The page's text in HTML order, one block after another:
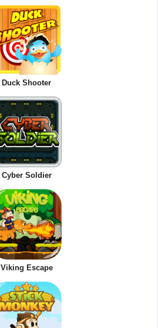
Duck Shooter
Cyber Soldier
Viking Escape